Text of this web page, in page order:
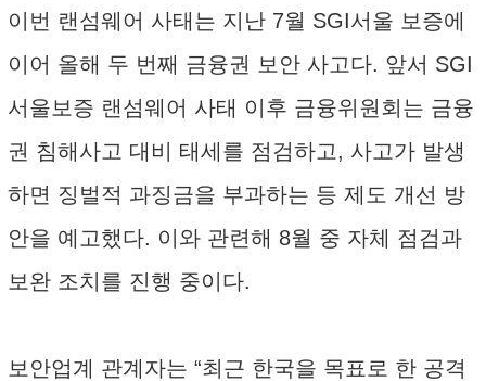
이번 랜섬웨어 사태는 지난 7월 SGI서울 보증에
이어 올해 두 번째 금융권 보안 사고다. 앞서 SGI
서울보증 랜섬웨어 사태 이후 금융위원회는 금융
권 침해사고 대비 태세를 점검하고, 사고가 발생
하면 징벌적 과징금을 부과하는 등 제도 개선 방
안을 예고했다. 이와 관련해 8월 중 자체 점검과
보완 조치를 진행 중이다.
보안업계 관계자는 “최근 한국을 목표로 한 공격